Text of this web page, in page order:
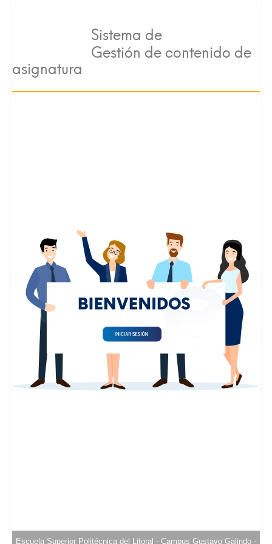
Sistema de
Gestión de contenido de
asignatura
Escuela Superior Politécnica del Litoral - Campus Gustavo Galindo -